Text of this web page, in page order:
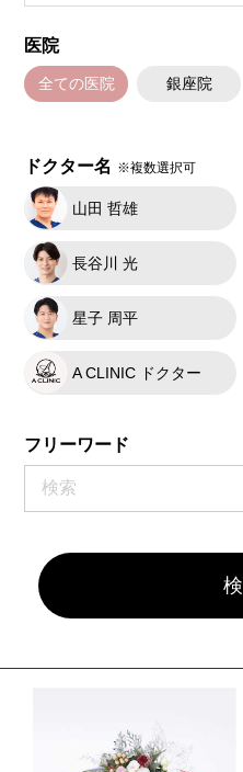
医院
全ての医院 銀座院
ドクター名 ※複数選択可
山田 哲雄
長谷川 光
星子 周平
A CLINIC ドクター
フリーワード